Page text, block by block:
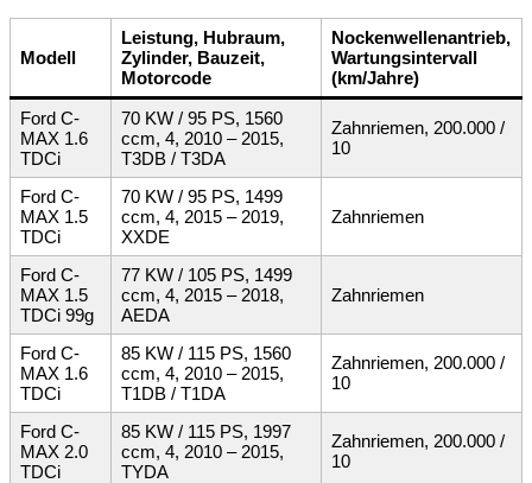
Modell
Leistung, Hubraum,
Zylinder, Bauzeit,
Motorcode
Nockenwellenantrieb,
Wartungsintervall
(km/Jahre)
Ford C-
MAX 1.6
TDCi
70 KW / 95 PS, 1560
ccm, 4, 2010 – 2015,
T3DB / T3DA
Zahnriemen, 200.000 /
10
Ford C-
MAX 1.5
TDCi
70 KW / 95 PS, 1499
ccm, 4, 2015 – 2019,
XXDE
Zahnriemen
Ford C-
MAX 1.5
TDCi 99g
77 KW / 105 PS, 1499
ccm, 4, 2015 – 2018,
AEDA
Zahnriemen
Ford C-
MAX 1.6
TDCi
85 KW / 115 PS, 1560
ccm, 4, 2010 – 2015,
T1DB / T1DA
Zahnriemen, 200.000 /
10
Ford C-
MAX 2.0
TDCi
85 KW / 115 PS, 1997
ccm, 4, 2010 – 2015,
TYDA
Zahnriemen, 200.000 /
10